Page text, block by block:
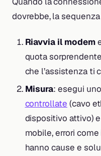
dovrebbe, la
Riavvia il modem
quota
che l’assistenza ti
Misura: esegui uno
controllate (cavo
dispositivo attivo)
mobile, errori
hanno cause e